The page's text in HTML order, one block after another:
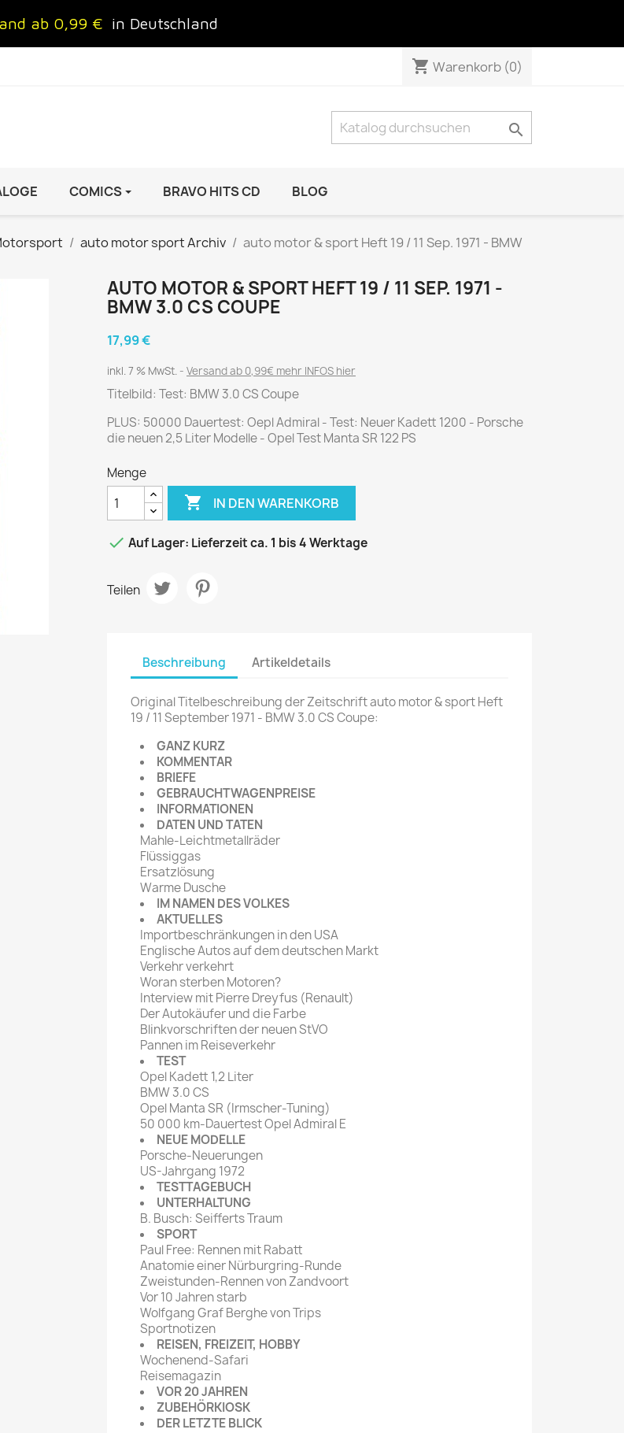
ab 0,99 € in Deutschland
shopping_cart Warenkorb (0)

FRAUEN AUTO & MOTOR
auto motor sport Archiv
Autoprospekte &
Gute Fahrt
Klassik Motorrad
MO Zeitschrift
Motor Klassik
Motorrad Classic
Motorrad Zeitschrift
Oldtimer Markt
Programmhefte Rennen
Rallye Racing
NATUR & TECHNIK
GEO Das neue Bild der Erde
P.M. Biografie
Unser Wald
Graceland
Metal Hammer
REISE &
Mare
MERIAN
Guter Rat
Hobby
Mein schöner
TAGES &
WOCHENZEITUNGEN
Bildzeitung
Frankfurter Allgemeine
Magazin
Frankfurter Illustrierte
COMICS BRAVO HITS CD BLOG
auto motor sport Archiv
auto motor & sport Heft 19 / 11 Sep. 1971 - BMW
AUTO MOTOR & SPORT HEFT 19 / 11 SEP. 1971 -
BMW 3.0 CS COUPE
17,99 €
inkl. 7 % MwSt. Versand ab 0,99€ mehr INFOS hier
Titelbild: Test: BMW 3.0 CS Coupe
PLUS: 50000 Dauertest: Oepl Admiral - Test: Neuer Kadett 1200 - Porsche
die neuen 2,5 Liter Modelle - Opel Test Manta SR 122 PS
Menge
 IN DEN WARENKORB
 Auf Lager: Lieferzeit ca. 1 bis 4 Werktage
Teilen
Beschreibung Artikeldetails
Original Titelbeschreibung der Zeitschrift auto motor & sport Heft
19 / 11 September 1971 - BMW 3.0 CS Coupe:
GANZ KURZ
KOMMENTAR
BRIEFE
GEBRAUCHTWAGENPREISE
INFORMATIONEN
DATEN UND TATEN
Mahle-Leichtmetallräder
Flüssiggas
Ersatzlösung
Warme Dusche
IM NAMEN DES VOLKES
AKTUELLES
Importbeschränkungen in den USA
Englische Autos auf dem deutschen Markt
Verkehr verkehrt
Woran sterben Motoren?
Interview mit Pierre Dreyfus (Renault)
Der Autokäufer und die Farbe
Blinkvorschriften der neuen StVO
Pannen im Reiseverkehr
TEST
Opel Kadett 1,2 Liter
BMW 3.0 CS
Opel Manta SR (Irmscher-Tuning)
50 000 km-Dauertest Opel Admiral E
NEUE MODELLE
Porsche-Neuerungen
US-Jahrgang 1972
TESTTAGEBUCH
UNTERHALTUNG
B. Busch: Seifferts Traum
SPORT
Paul Free: Rennen mit Rabatt
Anatomie einer Nürburgring-Runde
Zweistunden-Rennen von Zandvoort
Vor 10 Jahren starb
Wolfgang Graf Berghe von Trips
Sportnotizen
REISEN, FREIZEIT, HOBBY
Wochenend-Safari
Reisemagazin
VOR 20 JAHREN
ZUBEHÖRKIOSK
DER LETZTE BLICK